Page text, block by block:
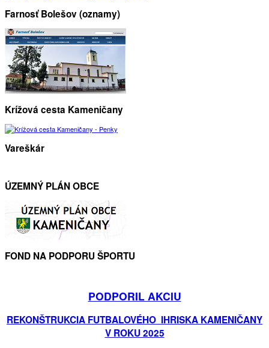
Farnosť Bolešov (oznamy)
Krížová cesta Kameničany
Vareškár
ÚZEMNÝ PLÁN OBCE
FOND NA PODPORU ŠPORTU
PODPORIL AKCIU
REKONŠTRUKCIA FUTBALOVÉHO IHRISKA KAMENIČANY
V ROKU 2025